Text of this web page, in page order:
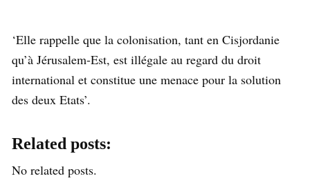
‘Elle rappelle que la colonisation, tant en Cisjordanie
qu’à Jérusalem-Est, est illégale au regard du droit
international et constitue une menace pour la solution
des deux Etats’.
Related posts:
No related posts.